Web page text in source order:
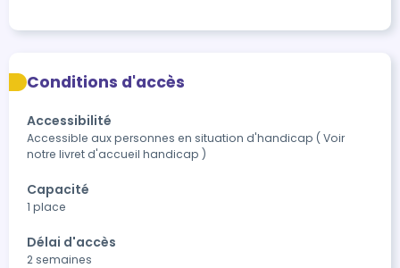
Conditions d'accès
Accessibilité
Accessible aux personnes en situation d'handicap ( Voir
notre livret d'accueil handicap )
Capacité
1 place
Délai d'accès
2 semaines